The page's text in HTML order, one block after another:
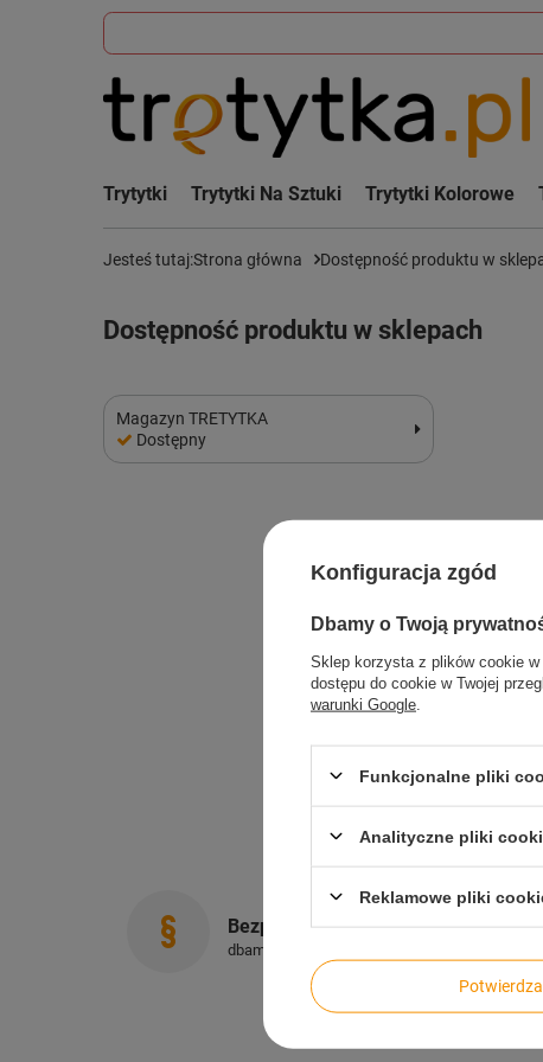
Trytytki Trytytki Na Sztuki Trytytki Kolorowe
Jesteś tutaj:Strona główna Dostępność produktu w
Dostępność produktu w sklepach
Magazyn TRETYTKA
Dostępny
Bezpieczne zakupy
dbamy o Twoje prawa
Konfiguracja zgód
Dbamy o Twoją
Sklep korzysta z plików cookie w
dostępu do cookie w Twojej
warunki Google
Funkcjonalne pliki
Analityczne pliki
Reklamowe pliki